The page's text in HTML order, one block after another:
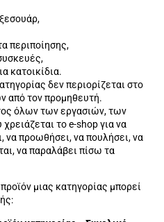
περιποίησης,
κατοικίδια.
δεν περιορίζεται στο
από τον προμηθευτή.
όλων των εργασιών, των
το e-shop για να
να προωθήσει, να πουλήσει, να
να παραλάβει πίσω τα
μιας κατηγορίας μπορεί